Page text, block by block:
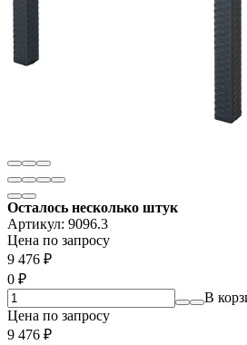
Осталось несколько штук
Артикул: 9096.3
Цена по запросу
9 476 ₽
0 ₽
В
Цена по запросу
9 476 ₽